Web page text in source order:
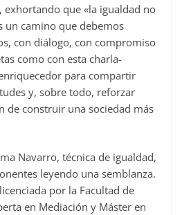
exhortando que «la igualdad no
un camino que debemos
con diálogo, con compromiso
como con esta charla-
para compartir
y, sobre todo, reforzar
de construir una sociedad más
Navarro, técnica de igualdad,
leyendo una semblanza.
por la Facultad de
en Mediación y Máster en